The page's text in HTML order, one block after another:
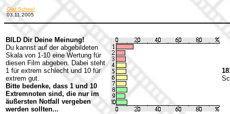
Olaf Scheel
03.11.2005
BILD Dir Deine Meinung!
Du kannst auf der abgebildeten
Skala von 1-10 eine Wertung für
diesen Film abgeben. Dabei steht
1 für extrem schlecht und 10 für
extrem gut.
Bitte bedenke, dass 1 und 10
Extremnoten sind, die nur im
äußersten Notfall vergeben
werden sollten...